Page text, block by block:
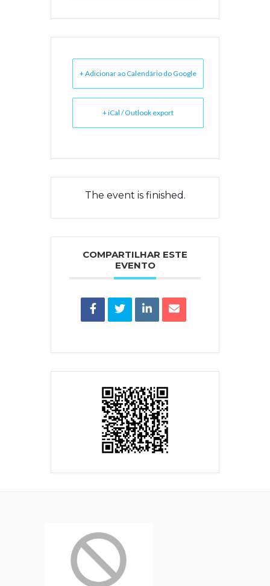
+ Adicionar ao Calendário do Google
+ iCal / Outlook export
The event is finished.
COMPARTILHAR ESTE
EVENTO